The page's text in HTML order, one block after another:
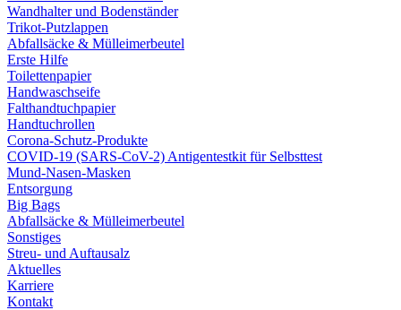
Wandhalter und Bodenständer
Trikot-Putzlappen
Abfallsäcke & Mülleimerbeutel
Erste Hilfe
Toilettenpapier
Handwaschseife
Falthandtuchpapier
Handtuchrollen
Corona-Schutz-Produkte
COVID-19 (SARS-CoV-2) Antigentestkit für Selbsttest
Mund-Nasen-Masken
Entsorgung
Big Bags
Abfallsäcke & Mülleimerbeutel
Sonstiges
Streu- und Auftausalz
Aktuelles
Karriere
Kontakt